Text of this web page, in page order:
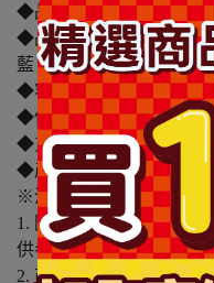
◆品牌名稱：1028
◆品名：1028 Oil Block!
藍
◆容量/規格：25ml
◆保存期限(天)：1095天
◆貨源：公司貨
◆產地：台灣
※溫馨提醒：
1. 因電腦螢幕設定及個
供參考，依實際收到商
2. 商品包裝會有新舊轉